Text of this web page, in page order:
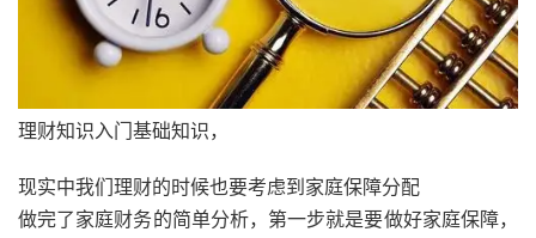
理财知识入门基础知识，
现实中我们理财的时候也要考虑到家庭保障分配
做完了家庭财务的简单分析，第一步就是要做好家庭保障，